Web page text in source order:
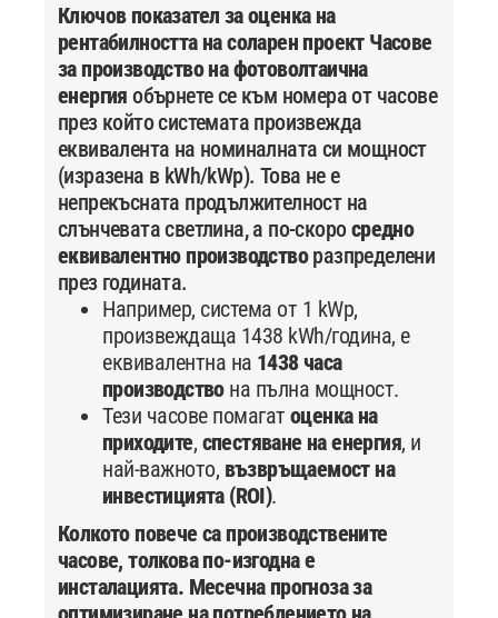
Ключов показател за оценка на
рентабилността на соларен проект Часове
за производство на фотоволтаична
енергия обърнете се към номера от часове
през който системата произвежда
еквивалента на номиналната си мощност
(изразена в kWh/kWp). Това не е
непрекъсната продължителност на
слънчевата светлина, а по-скоросредно
еквивалентно производстворазпределени
през годината.
Например, система от 1 kWp,
произвеждаща 1438 kWh/година, е
еквивалентна на 1438 часа
производствона пълна мощност.
Тези часове помагат оценка на
приходите, спестяване на енергия, и
най-важното, възвръщаемост на
инвестицията (ROI).
Колкото повече са производствените
часове, толкова по-изгодна е
инсталацията. Месечна прогноза за